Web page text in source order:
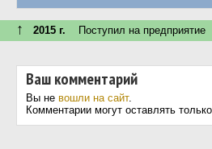
↑ 2015 г. Поступил на предприятие
Ваш комментарий
Вы не вошли на сайт.
Комментарии могут оставлять